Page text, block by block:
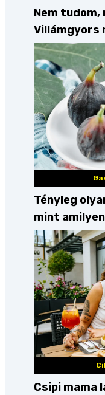
Nem
Villámgyors
Tényleg
mint
Csipi mama